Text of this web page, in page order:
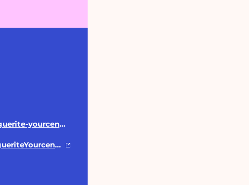
mediatheque.marguerite-yourcenar@paris.fr
/MediathequeMargueriteYourcenar/